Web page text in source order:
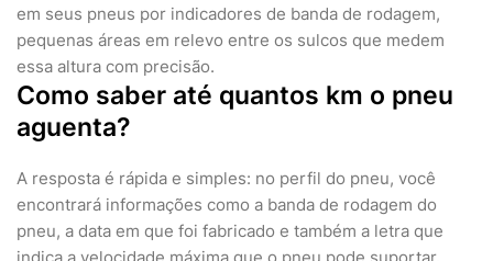
em seus pneus por indicadores de banda de rodagem,
pequenas áreas em relevo entre os sulcos que medem
essa altura com precisão.
Como saber até quantos km o pneu
aguenta?
A resposta é rápida e simples: no perfil do pneu, você
encontrará informações como a banda de rodagem do
pneu, a data em que foi fabricado e também a letra que